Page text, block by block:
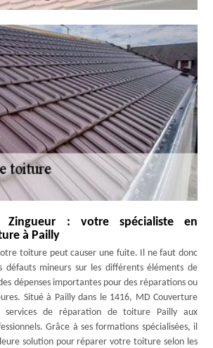
Zingueur : votre spécialiste en
à Pailly
toiture peut causer une fuite. Il ne faut donc
défauts mineurs sur les différents éléments de
dépenses importantes pour des réparations ou
Situé à Pailly dans le 1416, MD Couverture
services de réparation de toiture Pailly aux
Grâce à ses formations spécialisées, il
solution pour réparer votre toiture selon les